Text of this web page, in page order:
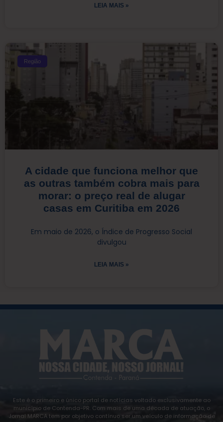
LEIA MAIS »
Região
A cidade que funciona melhor que
as outras também cobra mais para
morar: o preço real de alugar
casas em Curitiba em 2026
Em maio de 2026, o Índice de Progresso Social
divulgou
LEIA MAIS »
Este é o primeiro e único portal de notícias voltado exclusivamente ao
município de Contenda-PR. Com mais de uma década de atuação, o
Jornal MARCA tem por objetivo contínuo ser um veículo de informação de